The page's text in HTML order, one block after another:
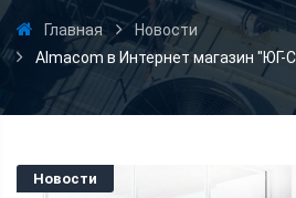
Главная
Новости
Almacom в Интернет магазин "ЮГ-
Новости